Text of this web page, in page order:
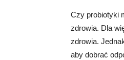
Czy probiotyki
zdrowia. Dla
zdrowia.
aby dobrać